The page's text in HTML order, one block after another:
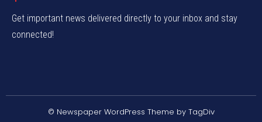
Get important news delivered directly to your inbox and stay
connected!
© Newspaper WordPress Theme by TagDiv